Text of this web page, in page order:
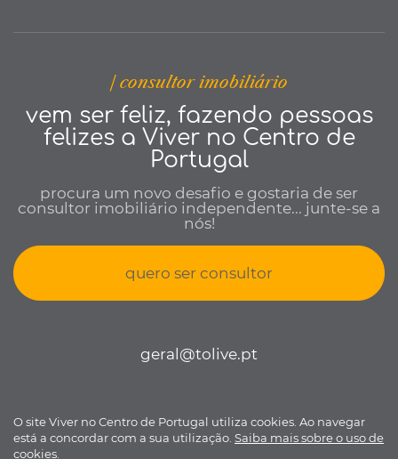
| consultor imobiliário
vem ser feliz, fazendo pessoas
felizes a Viver no Centro de
Portugal
procura um novo desafio e gostaria de ser
consultor imobiliário independente... junte-se a
nós!
quero ser consultor
geral@tolive.pt
Viver no Centro de Portugal © todos os direitos reservados •Política
de Privacidade• Livro de reclamações• Desenvolvido porBomsite
O site Viver no Centro de Portugal utiliza cookies. Ao navegar
está a concordar com a sua utilização. Saiba mais sobre o uso de
cookies.